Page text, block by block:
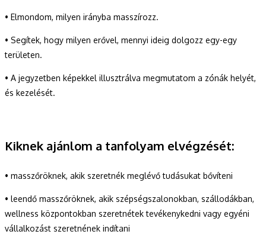
• Elmondom, milyen irányba masszírozz.
• Segítek, hogy milyen erővel, mennyi ideig dolgozz egy-egy
területen.
• A jegyzetben képekkel illusztrálva megmutatom a zónák helyét,
és kezelését.
Kiknek ajánlom a tanfolyam elvégzését:
• masszőröknek, akik szeretnék meglévő tudásukat bővíteni
• leendő masszőröknek, akik szépségszalonokban, szállodákban,
wellness központokban szeretnétek tevékenykedni vagy egyéni
vállalkozást szeretnének indítani